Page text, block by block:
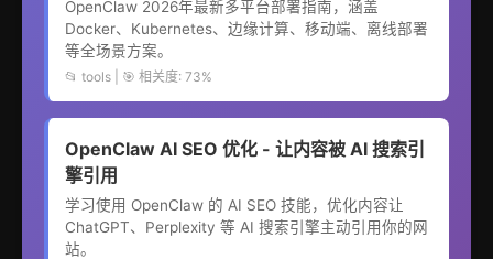
OpenClaw 2026年最新多平台部署指南，涵盖
Docker、Kubernetes、边缘计算、移动端、离线部署
等全场景方案。
📂 tools | 🎯 相关度: 73%
OpenClaw AI SEO 优化 - 让内容被 AI 搜索引
擎引用
学习使用 OpenClaw 的 AI SEO 技能，优化内容让
ChatGPT、Perplexity 等 AI 搜索引擎主动引用你的网
站。